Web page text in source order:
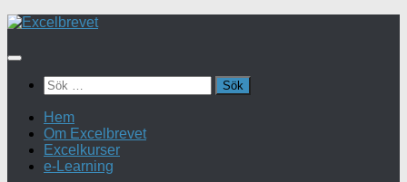
Under
Sök
efter:
Hem
Om Excelbrevet
Excelkurser
e-Learning